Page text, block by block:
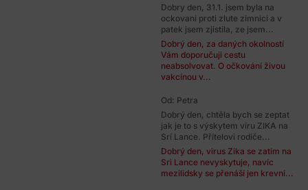
Dobry den, 31.1. jsem byla na
ockovani proti zlute zimnici a v
patek jsem zjistila, ze jsem...
Dobrý den, za daných okolností
Vám doporučuji cestu
neabsolvovat. O očkování živou
vakcínou v...
Od: Petra
Dobrý den, chtěla bych se zeptat
jak je to s výskytem viru ZIKA na
Srí Lance. Přítelovi rodiče...
Dobrý den, virus Zika se zatím na
Sri Lance nevyskytuje, navíc
mezilidsky se přenáší jen krevní...